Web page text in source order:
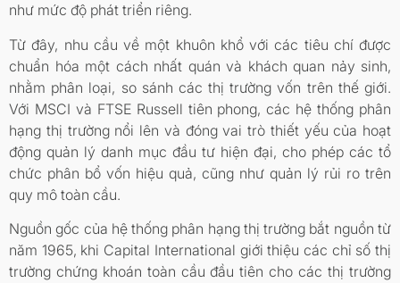
như mức độ phát triển riêng.
Từ đây, nhu cầu về một khuôn khổ với các tiêu chí được
chuẩn hóa một cách nhất quán và khách quan nảy sinh,
nhằm phân loại, so sánh các thị trường vốn trên thế giới.
Với MSCI và FTSE Russell tiên phong, các hệ thống phân
hạng thị trường nổi lên và đóng vai trò thiết yếu của hoạt
động quản lý danh mục đầu tư hiện đại, cho phép các tổ
chức phân bổ vốn hiệu quả, cũng như quản lý rủi ro trên
quy mô toàn cầu.
Nguồn gốc của hệ thống phân hạng thị trường bắt nguồn từ
năm 1965, khi Capital International giới thiệu các chỉ số thị
trường chứng khoán toàn cầu đầu tiên cho các thị trường